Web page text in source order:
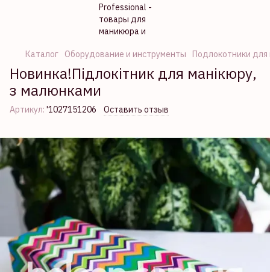
Каталог Оборудование и инструменты Подлокотники
Новинка!Підлокітник для манікюру,
з малюнками
Артикул: '1027151206 Оставить отзыв